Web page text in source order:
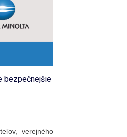
bezpečnejšie
verejného